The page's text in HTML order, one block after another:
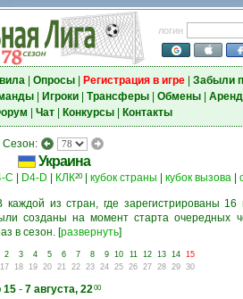
логин
| Опросы| Регистрация в игре| Забыли
| Игроки| Трансферы| Обмены|
Чат| Конкурсы| Контакты
Сезон:
Украина
C D4-D КЛК20| кубок страны кубок вызова|
из стран, где зарегистрированы 16
созданы на момент старта очередных
в сезон. [развернуть]
2 3 4 5 6 7 8 9 10 11 12 13 14
15
17 18 19 20 21 22 23 24 25 26 27 28 29 30
15- 7 августа, 2200